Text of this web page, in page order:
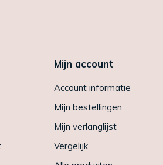
Mijn account
Account informatie
Mijn bestellingen
Mijn verlanglijst
Vergelijk